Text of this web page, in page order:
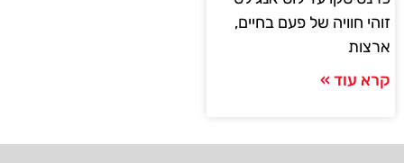
זוהי חוויה של פעם בחיים,
ארצות
קרא עוד »